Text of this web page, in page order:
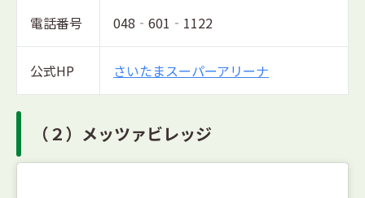
電話番号 048‐601‐1122
公式HP さいたまスーパーアリーナ
（２）メッツァビレッジ